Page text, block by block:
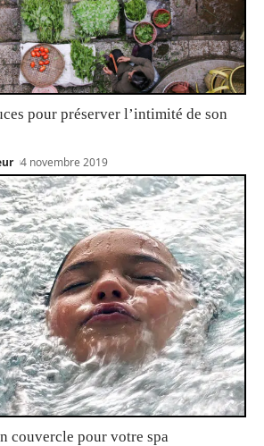
pour préserver l’intimité de son
4 novembre 2019
couvercle pour votre spa